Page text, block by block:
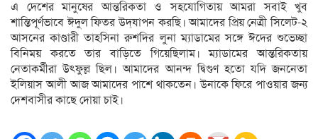
এ দেশের মানুষের আন্তরিকতা ও সহযোগিতায় আমরা সবাই খুব
শান্তিপূর্ণভাবে ঈদুল ফিতর উদ্‌যাপন করছি। আমাদের প্রিয় নেত্রী সিলেট-২
আসনের কাণ্ডারী তাহসিনা রুশদির লুনা ম্যাডামের সঙ্গে ঈদের শুভেচ্ছা
বিনিময় করতে তার বাড়িতে গিয়েছিলাম। ম্যাডামের আন্তরিকতায়
নেতাকর্মীরা উৎফুল্ল ছিল। আমাদের আনন্দ দ্বিগুণ হতো যদি জননেতা
ইলিয়াস আলী আজ আমাদের পাশে থাকতেন। উনাকে ফিরে পাওয়ার জন্য
দেশবাসীর কাছে দোয়া চাই।